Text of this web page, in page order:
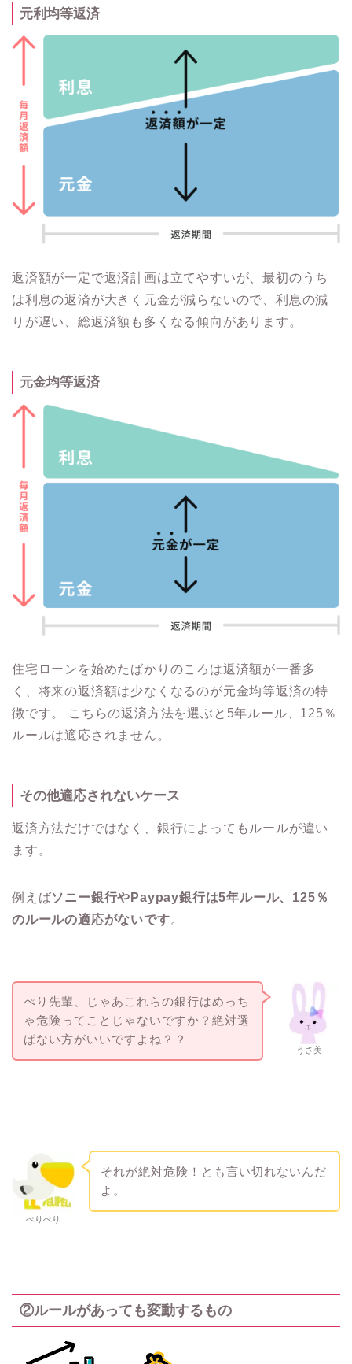
元利均等返済
返済額が一定で返済計画は立てやすいが、最初のうち
は利息の返済が大きく元金が減らないので、利息の減
りが遅い、総返済額も多くなる傾向があります。
元金均等返済
住宅ローンを始めたばかりのころは返済額が一番多
く、将来の返済額は少なくなるのが元金均等返済の特
徴です。
こちらの返済方法を選ぶと5年ルール、125％
ルールは適応されません。
その他適応されないケース
返済方法だけではなく、銀行によってもルールが違い
ます。
例えばソニー銀行やPaypay銀行は5年ルール、125％
のルールの適応がないです。
うさ美
ぺり先輩、じゃあこれらの銀行はめっち
ゃ危険ってことじゃないですか？絶対選
ばない方がいいですよね？？
ぺりぺり
それが絶対危険！とも言い切れないんだ
よ。
②ルールがあっても変動するもの